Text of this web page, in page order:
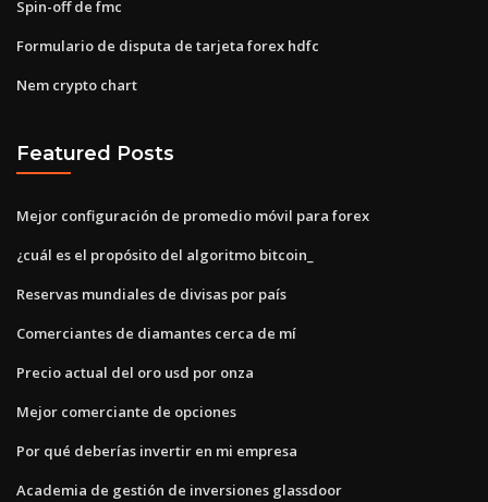
Spin-off de fmc
Formulario de disputa de tarjeta forex hdfc
Nem crypto chart
Featured Posts
Mejor configuración de promedio móvil para forex
¿cuál es el propósito del algoritmo bitcoin_
Reservas mundiales de divisas por país
Comerciantes de diamantes cerca de mí
Precio actual del oro usd por onza
Mejor comerciante de opciones
Por qué deberías invertir en mi empresa
Academia de gestión de inversiones glassdoor